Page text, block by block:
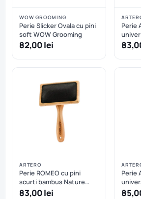
WOW GROOMING
Perie Slicker Ovala cu pini
soft WOW Grooming
82,00 lei
Perie
ARTERO
Perie ROMEO cu pini
scurti bambus Nature
Collection ARTERO - L
83,00 lei
Perie